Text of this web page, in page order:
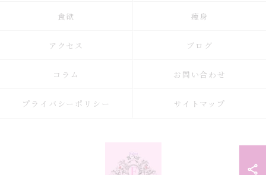
食欲 痩身
アクセス ブログ
コラム お問い合わせ
プライバシーポリシー サイトマップ